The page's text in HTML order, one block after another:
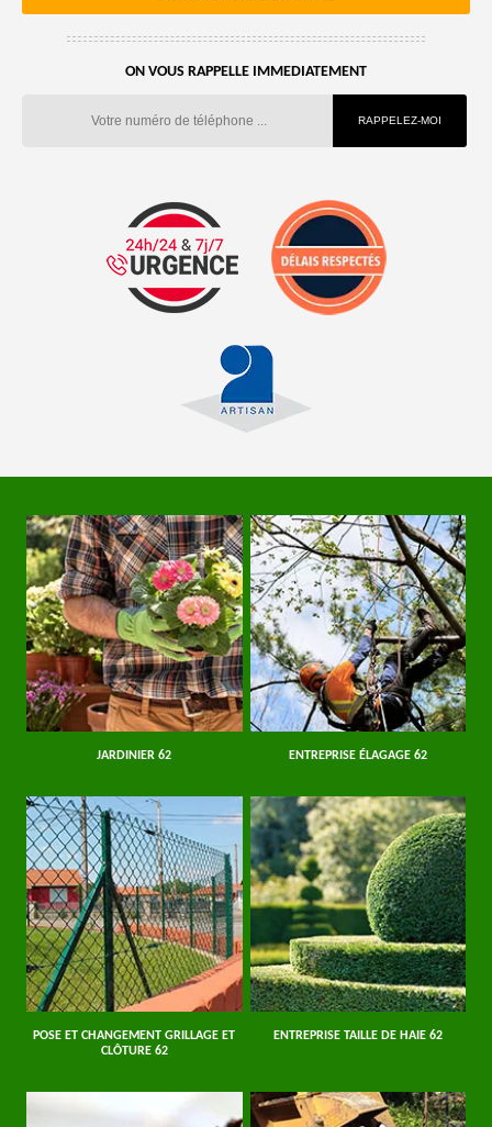
ON VOUS RAPPELLE IMMEDIATEMENT
JARDINIER 62 ENTREPRISE ÉLAGAGE 62
POSE ET CHANGEMENT GRILLAGE ET
CLÔTURE 62
ENTREPRISE TAILLE DE HAIE 62